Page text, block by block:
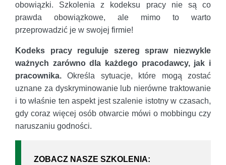
obowiązki. Szkolenia z kodeksu pracy nie są co
prawda obowiązkowe, ale mimo to warto
przeprowadzić je w swojej firmie!
Kodeks pracy reguluje szereg spraw niezwykle
ważnych zarówno dla każdego pracodawcy, jak i
pracownika. Określa sytuacje, które mogą zostać
uznane za dyskryminowanie lub nierówne traktowanie
i to właśnie ten aspekt jest szalenie istotny w czasach,
gdy coraz więcej osób otwarcie mówi o mobbingu czy
naruszaniu godności.
ZOBACZ NASZE SZKOLENIA: